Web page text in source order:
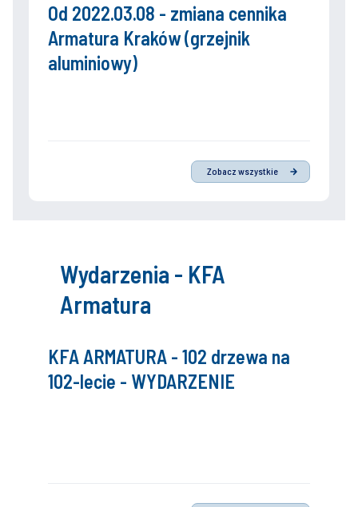
Od 2022.03.08 - zmiana cennika
Armatura Kraków (grzejnik
aluminiowy)
Zobacz wszystkie
Wydarzenia - KFA
Armatura
KFA ARMATURA - 102 drzewa na
102-lecie - WYDARZENIE